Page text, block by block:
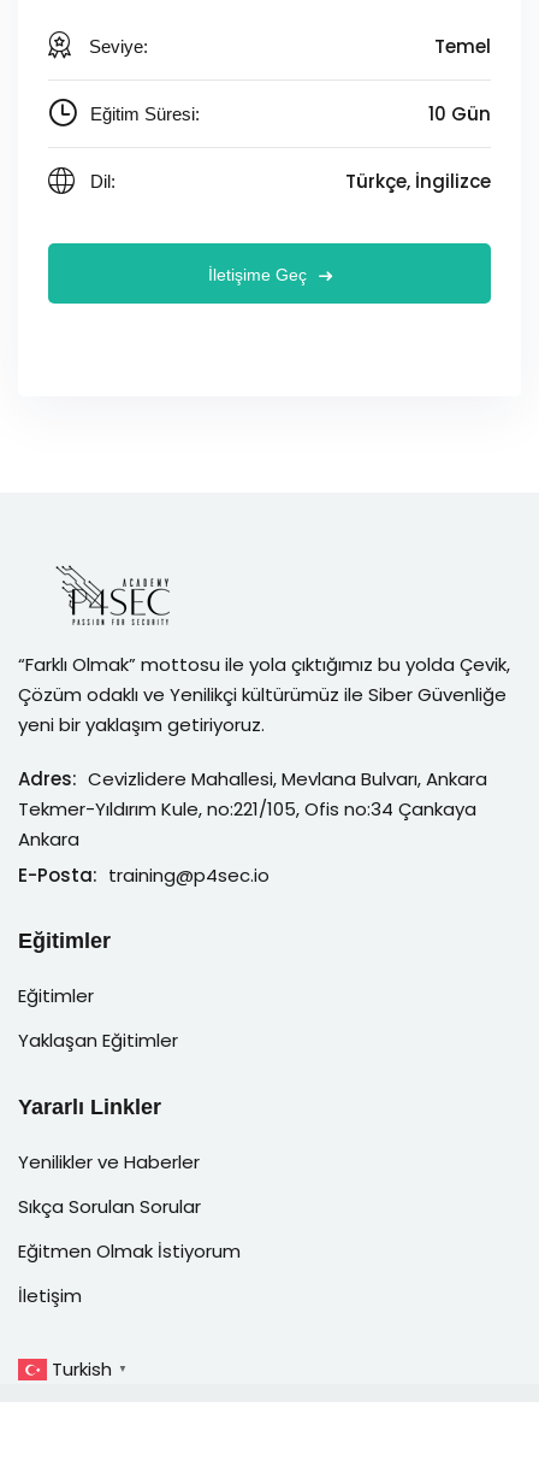
Turkish ▼
Seviye: Temel
Eğitim Süresi: 10 Gün
Dil: Türkçe, İngilizce
İletişime Geç
“Farklı Olmak” mottosu ile yola çıktığımız bu yolda Çevik,
Çözüm odaklı ve Yenilikçi kültürümüz ile Siber Güvenliğe
yeni bir yaklaşım getiriyoruz.
Adres: Cevizlidere Mahallesi, Mevlana Bulvarı, Ankara
Tekmer-Yıldırım Kule, no:221/105, Ofis no:34 Çankaya
Ankara
E-Posta: training@p4sec.io
Eğitimler
Eğitimler
Yaklaşan Eğitimler
Yararlı Linkler
Yenilikler ve Haberler
Sıkça Sorulan Sorular
Eğitmen Olmak İstiyorum
İletişim